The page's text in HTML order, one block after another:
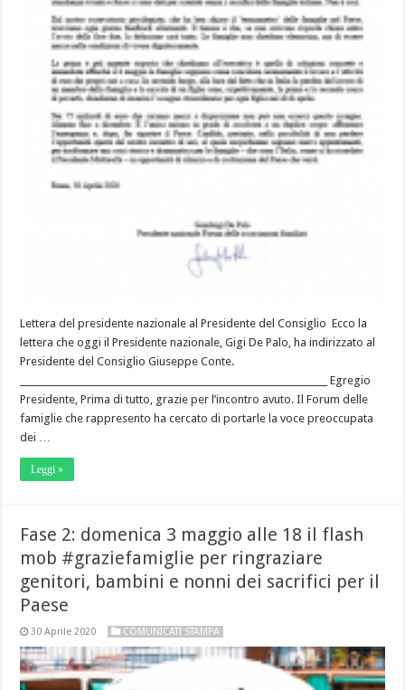
Lettera del presidente nazionale al Presidente del Consiglio Ecco la
lettera che oggi il Presidente nazionale, Gigi De Palo, ha indirizzato al
Presidente del Consiglio Giuseppe Conte.
____________________________________________________________________ Egregio
Presidente, Prima di tutto, grazie per l’incontro avuto. Il Forum delle
famiglie che rappresento ha cercato di portarle la voce preoccupata
dei …
Leggi »
Fase 2: domenica 3 maggio alle 18 il flash
mob #graziefamiglie per ringraziare
genitori, bambini e nonni dei sacrifici per il
Paese
30 Aprile 2020 COMUNICATI STAMPA